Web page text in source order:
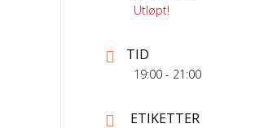
Utløpt!
TID
19:00 - 21:00
ETIKETTER